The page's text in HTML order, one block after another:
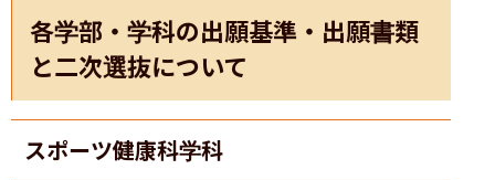
各学部・学科の出願基準・出願書類
と二次選抜について
スポーツ健康科学科